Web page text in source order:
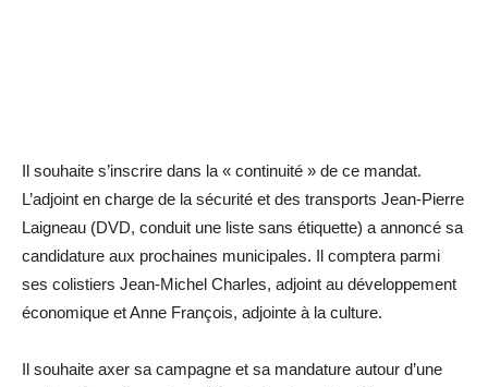
Il souhaite s’inscrire dans la « continuité » de ce mandat.
L’adjoint en charge de la sécurité et des transports Jean-Pierre
Laigneau (DVD, conduit une liste sans étiquette) a annoncé sa
candidature aux prochaines municipales. Il comptera parmi
ses colistiers Jean-Michel Charles, adjoint au développement
économique et Anne François, ­adjointe à la culture.
Il souhaite axer sa campagne et sa mandature autour d’une